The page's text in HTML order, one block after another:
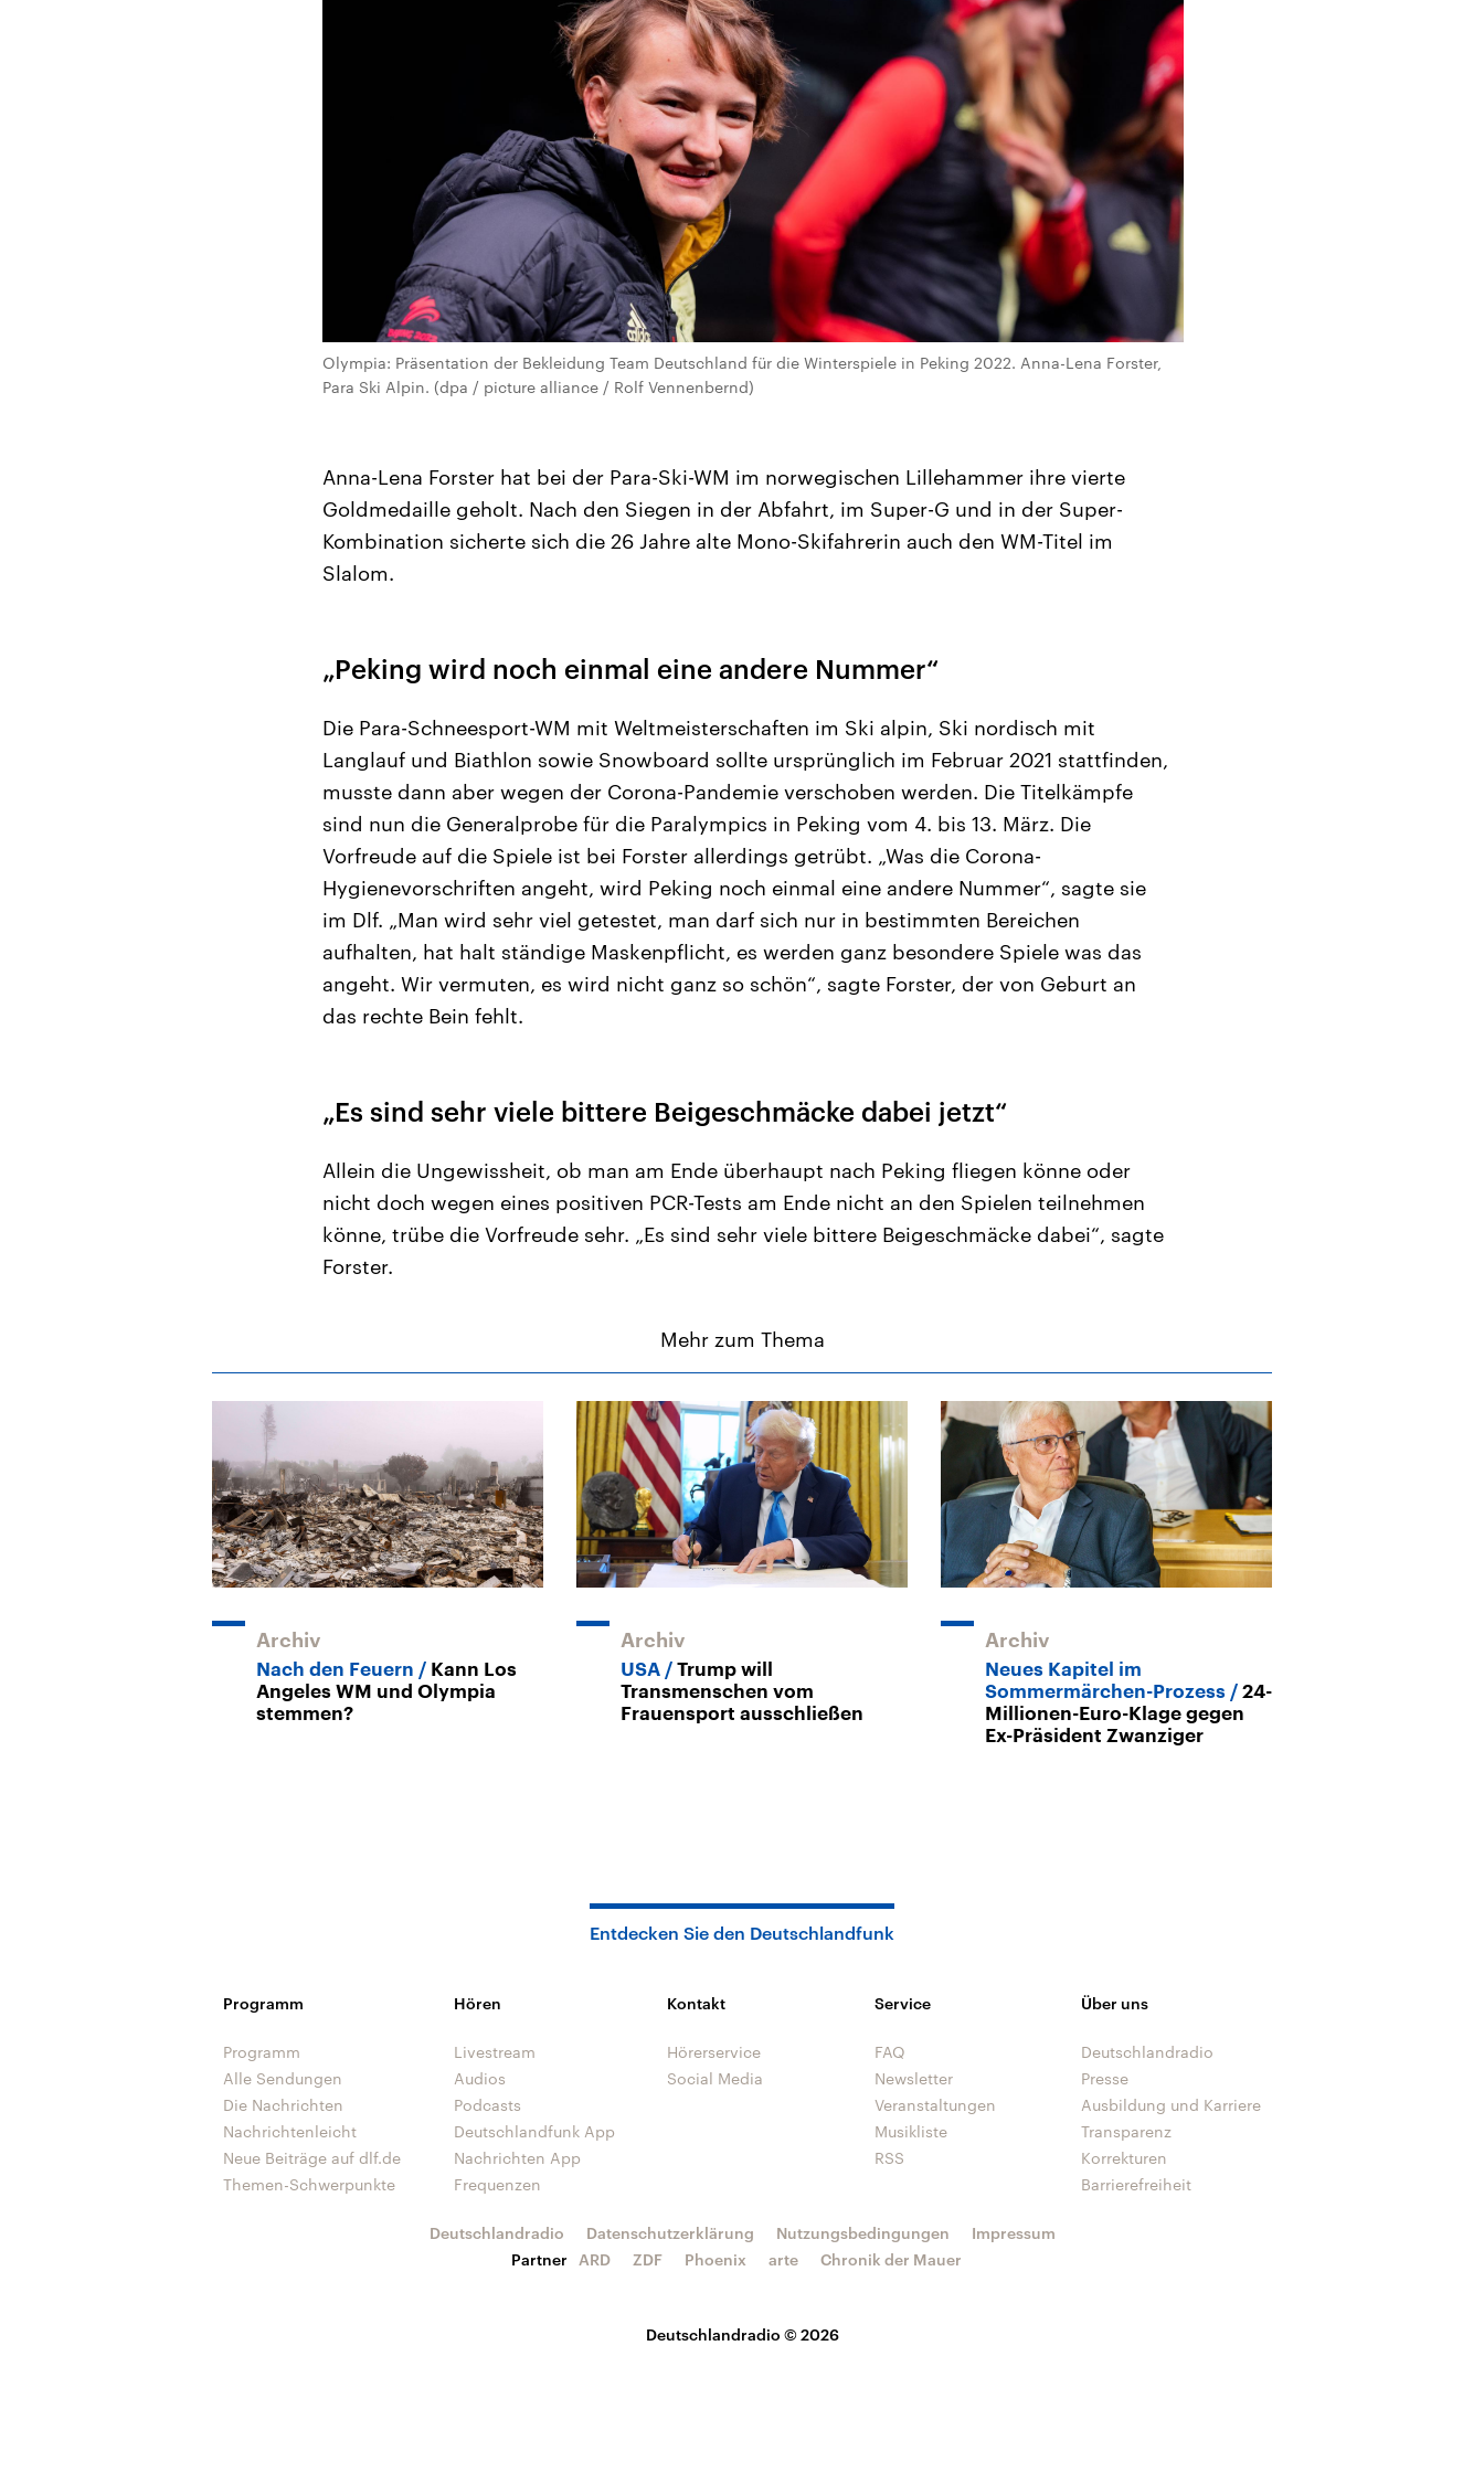
Olympia: Präsentation der Bekleidung Team Deutschland für die Winterspiele in Peking 2022. Anna-Lena Forster,
Para Ski Alpin. (dpa / picture alliance / Rolf Vennenbernd)
Anna-Lena Forster hat bei der Para-Ski-WM im norwegischen Lillehammer ihre vierte
Goldmedaille geholt. Nach den Siegen in der Abfahrt, im Super-G und in der Super-
Kombination sicherte sich die 26 Jahre alte Mono-Skifahrerin auch den WM-Titel im
Slalom.
„Peking wird noch einmal eine andere Nummer“
Die Para-Schneesport-WM mit Weltmeisterschaften im Ski alpin, Ski nordisch mit
Langlauf und Biathlon sowie Snowboard sollte ursprünglich im Februar 2021 stattfinden,
musste dann aber wegen der Corona-Pandemie verschoben werden. Die Titelkämpfe
sind nun die Generalprobe für die Paralympics in Peking vom 4. bis 13. März. Die
Vorfreude auf die Spiele ist bei Forster allerdings getrübt. „Was die Corona-
Hygienevorschriften angeht, wird Peking noch einmal eine andere Nummer“, sagte sie
im Dlf. „Man wird sehr viel getestet, man darf sich nur in bestimmten Bereichen
aufhalten, hat halt ständige Maskenpflicht, es werden ganz besondere Spiele was das
angeht. Wir vermuten, es wird nicht ganz so schön“, sagte Forster, der von Geburt an
das rechte Bein fehlt.
„Es sind sehr viele bittere Beigeschmäcke dabei jetzt“
Allein die Ungewissheit, ob man am Ende überhaupt nach Peking fliegen könne oder
nicht doch wegen eines positiven PCR-Tests am Ende nicht an den Spielen teilnehmen
könne, trübe die Vorfreude sehr. „Es sind sehr viele bittere Beigeschmäcke dabei“, sagte
Forster.
Mehr zum Thema
Archiv
Nach den Feuern
Kann Los
Angeles WM und Olympia
stemmen?
Archiv
USA
Trump will
Transmenschen vom
Frauensport ausschließen
Archiv
Neues Kapitel im
Sommermärchen-Prozess
24-
Millionen-Euro-Klage gegen
Ex-Präsident Zwanziger
Entdecken Sie den Deutschlandfunk
Programm
Programm
Alle Sendungen
Die Nachrichten
Nachrichtenleicht
Neue Beiträge auf dlf.de
Themen-Schwerpunkte
Hören
Livestream
Audios
Podcasts
Deutschlandfunk App
Nachrichten App
Frequenzen
Kontakt
Hörerservice
Social Media
Service
FAQ
Newsletter
Veranstaltungen
Musikliste
RSS
Über uns
Deutschlandradio
Presse
Ausbildung und Karriere
Transparenz
Korrekturen
Barrierefreiheit
Deutschlandradio © 2026
Deutschlandradio Datenschutzerklärung Nutzungsbedingungen
Impressum
Partner
ARD ZDF Phoenix arte Chronik der Mauer